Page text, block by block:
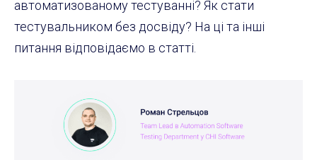
автоматизованому тестуванні? Як стати
тестувальником без досвіду? На ці та інші
питання відповідаємо в статті.